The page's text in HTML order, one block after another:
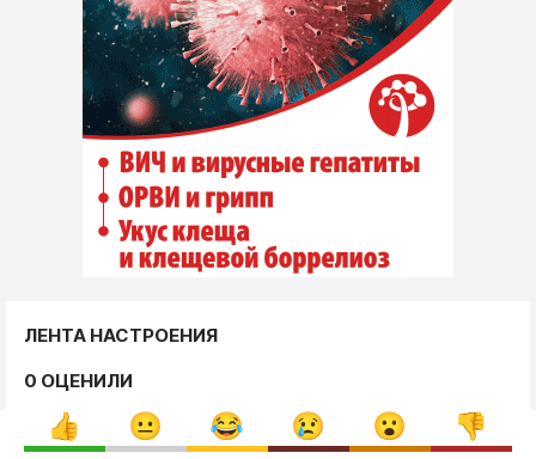
ЛЕНТА НАСТРОЕНИЯ
0 ОЦЕНИЛИ